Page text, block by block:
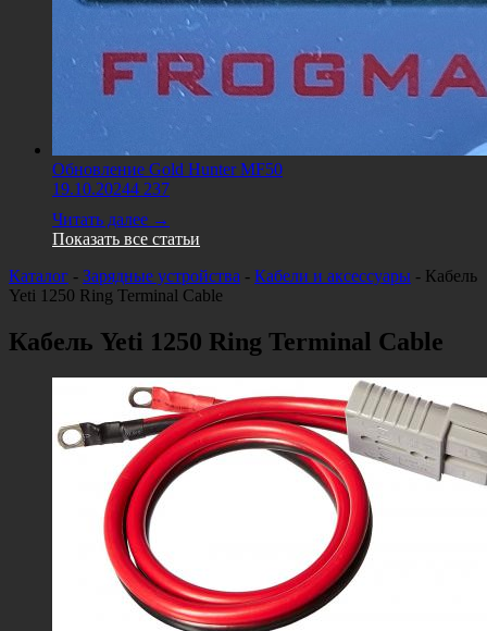
Обновление Gold Hunter MF50
19.10.20244 237
Читать далее →
Показать все статьи
Каталог - Зарядные устройства - Кабели и аксессуары - Кабель
Yeti 1250 Ring Terminal Cable
Кабель Yeti 1250 Ring Terminal Cable